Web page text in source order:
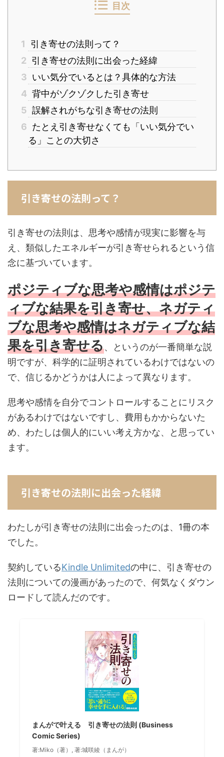
目次
1
引き寄せの法則って？
2 引き寄せの法則に出会った経緯
3 いい気分でいるとは？具体的な方法
4 背中がゾクゾクした引き寄せ
5 誤解されがちな引き寄せの法則
6 たとえ引き寄せなくても「いい気分でい
る」ことの大切さ
引き寄せの法則って？
引き寄せの法則は、思考や感情が現実に影響を与
え、類似したエネルギーが引き寄せられるという信
念に基づいています。
ポジティブな思考や感情はポジテ
ィブな結果を引き寄せ、ネガティ
ブな思考や感情はネガティブな結
果を引き寄せる、というのが一番簡単な説
明ですが、科学的に証明されているわけではないの
で、信じるかどうかは人によって異なります。
思考や感情を自分でコントロールすることにリスク
があるわけではないですし、費用もかからないた
め、わたしは個人的にいい考え方かな、と思ってい
ます。
引き寄せの法則に出会った経緯
わたしが引き寄せの法則に出会ったのは、1冊の本
でした。
契約しているKindle Unlimitedの中に、引き寄せの
法則についての漫画があったので、何気なくダウン
ロードして読んだのです。
まんがで叶える 引き寄せの法則 (Business
Comic Series)
著:Miko（著）, 著:城咲綾（まんが）